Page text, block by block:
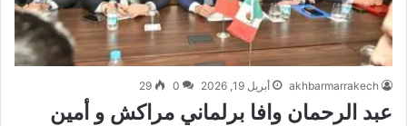
akhbarmarrakech أبريل 19, 2026 0
29
عبد الرحمان وافا برلماني مراكش و أمين